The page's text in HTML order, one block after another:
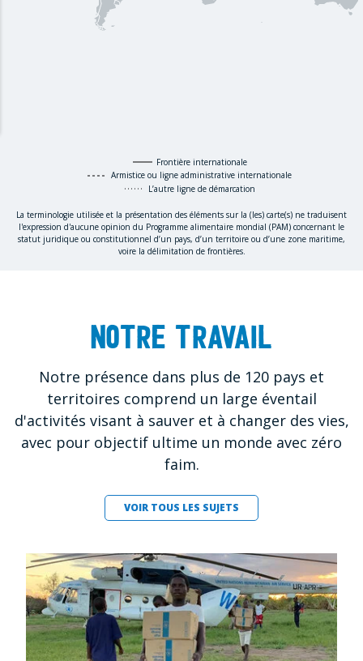
Frontière internationale
Armistice ou ligne administrative internationale
L’autre ligne de démarcation
La terminologie utilisée et la présentation des éléments sur la (les) carte(s) ne traduisent
l'expression d'aucune opinion du Programme alimentaire mondial (PAM) concernant le
statut juridique ou constitutionnel d’un pays, d’un territoire ou d’une zone maritime,
voire la délimitation de frontières.
Notre travail
Notre présence dans plus de 120 pays et
territoires comprend un large éventail
d'activités visant à sauver et à changer des vies,
avec pour objectif ultime un monde avec zéro
faim.
VOIR TOUS LES SUJETS